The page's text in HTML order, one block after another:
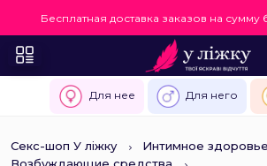
Бесплатная доставка заказов на
Для нее Для него
Секс-шоп У ліжку
Интимное здоровье